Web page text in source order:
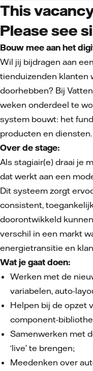
This
Please see
Bouw mee aan het
Wil jij bijdragen aan
tienduizenden klanten
doorhebben? Bij
weken onderdeel te
system bouwt: het
producten en diensten.
Over de stage:
Als stagiair(e) draai je
dat werkt aan een
Dit systeem zorgt
consistent,
doorontwikkeld
verschil in een markt
energietransitie en
Wat je gaat doen:
Werken met de
variabelen, auto-
Helpen bij de opzet
component-
Samenwerken met
‘live’ te brengen;
Meedenken over